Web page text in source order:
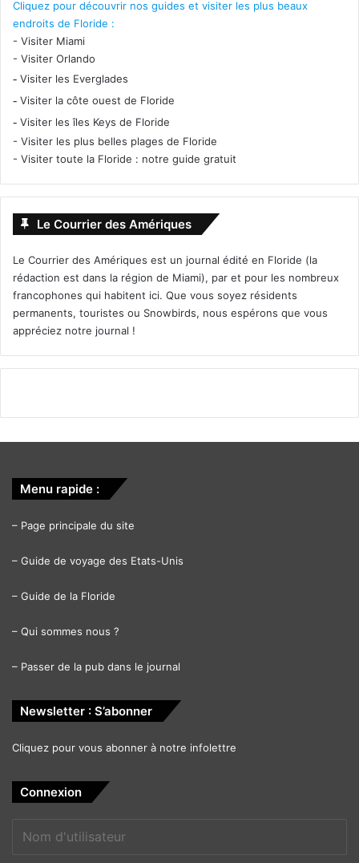
Cliquez pour découvrir nos guides et visiter les plus beaux
endroits de Floride :
- Visiter Miami
- Visiter Orlando
- Visiter les Everglades
- Visiter la côte ouest de Floride
- Visiter les îles Keys de Floride
- Visiter les plus belles plages de Floride
- Visiter toute la Floride : notre guide gratuit
Le Courrier des Amériques
Le Courrier des Amériques est un journal édité en Floride (la
rédaction est dans la région de Miami), par et pour les nombreux
francophones qui habitent ici. Que vous soyez résidents
permanents, touristes ou Snowbirds, nous espérons que vous
appréciez notre journal !
Menu rapide :
– Page principale du site
– Guide de voyage des Etats-Unis
– Guide de la Floride
– Qui sommes nous ?
– Passer de la pub dans le journal
Newsletter : S’abonner
Cliquez pour vous abonner à notre infolettre
Connexion